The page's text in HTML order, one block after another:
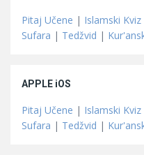
Pitaj Učene | Islamski Kviz
Sufara | Tedžvid |
APPLE iOS
Pitaj Učene | Islamski Kviz
Sufara | Tedžvid |